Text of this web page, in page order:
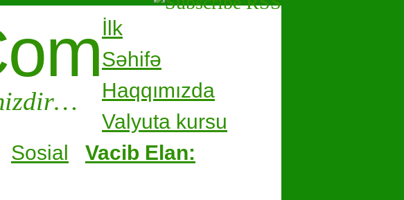
İlk
Səhifə
Haqqımızda
Valyuta kursu
Sosial
Vacib Elan: